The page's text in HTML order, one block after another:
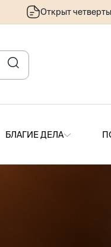
Открыт
БЛАГИЕ ДЕЛА